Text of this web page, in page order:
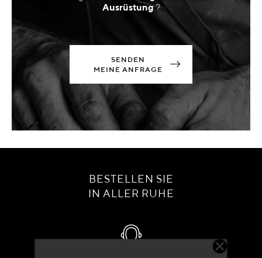
Ausrüstung?
SENDEN
MEINE ANFRAGE
BESTELLEN SIE
IN ALLER RUHE